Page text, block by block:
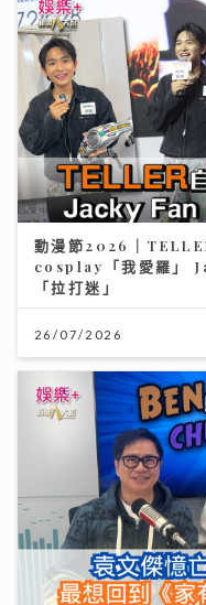
動漫節2026｜
cosplay「我愛羅」
「拉打迷」
26/07/2026